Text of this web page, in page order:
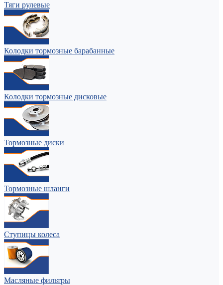
Тяги рулевые
Колодки тормозные барабанные
Колодки тормозные дисковые
Тормозные диски
Тормозные шланги
Ступицы колеса
Масляные фильтры